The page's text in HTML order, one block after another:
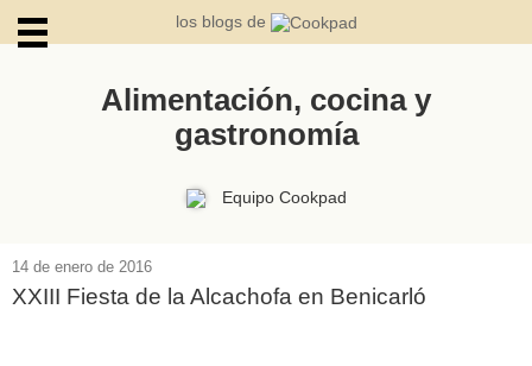
los blogs de
Alimentación, cocina y
gastronomía
Equipo Cookpad
14 de enero de 2016
XXIII Fiesta de la Alcachofa en Benicarló